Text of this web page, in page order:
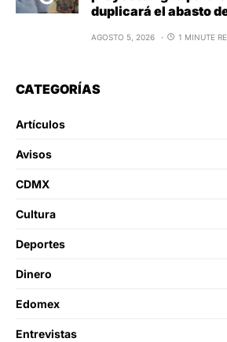
duplicará el abasto
AGOSTO 5, 2026 1 MINUTE
CATEGORÍAS
Artículos
Avisos
CDMX
Cultura
Deportes
Dinero
Edomex
Entrevistas